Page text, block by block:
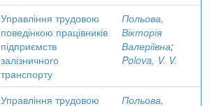
Управління трудовою
поведінкою працівників
підприємств
залізничного
транспорту
Польова,
Вікторія
Валеріївна;
Polova, V. V.
Управління трудовою Польова,